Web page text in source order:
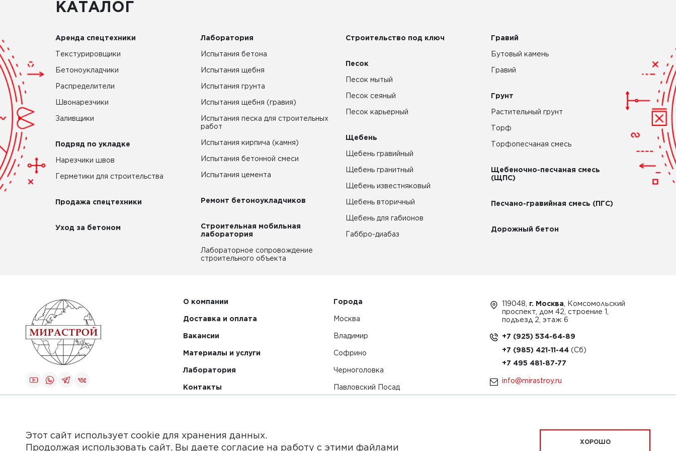
КАТАЛОГ
Аренда спецтехники
Текстурировщики
Бетоноукладчики
Распределители
Швонарезчики
Заливщики
Подряд по укладке
Нарезчики швов
Герметики для строительства
Продажа спецтехники
Уход за бетоном
Лаборатория
Испытания бетона
Испытания щебня
Испытания грунта
Испытания щебня (гравия)
Испытания песка для строительных
работ
Испытания кирпича (камня)
Испытания бетонной смеси
Испытания цемента
Ремонт бетоноукладчиков
Строительная мобильная
лаборатория
Лабораторное сопровождение
строительного объекта
Строительство под ключ
Песок
Песок мытый
Песок сеяный
Песок карьерный
Щебень
Щебень гравийный
Щебень гранитный
Щебень известняковый
Щебень вторичный
Щебень для габионов
Габбро-диабаз
Гравий
Бутовый камень
Гравий
Грунт
Растительный грунт
Торф
Торфопесчаная смесь
Щебеночно-песчаная смесь
(ЩПС)
Песчано-гравийная смесь (ПГС)
Дорожный бетон
О компании
Доставка и оплата
Вакансии
Материалы и услуги
Лаборатория
Контакты
Города
Москва
Владимир
Софрино
Черноголовка
Павловский Посад
119048, г. Москва , Комсомольский
проспект, дом 42, строение 1,
подъезд 2, этаж 6
+7 (925) 534-64-89
+7 (985) 421-11-44
+7 495 481-87-77
info@mirastroy.ru
Этот сайт использует cookie для хранения данных.
Продолжая использовать сайт, Вы даете согласие на работу с этими файлами
ХОРОШО